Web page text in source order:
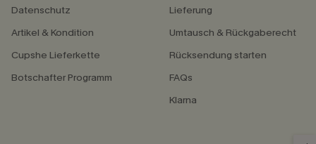
Datenschutz
Artikel & Kondition
Cupshe Lieferkette
Botschafter Programm
Lieferung
Umtausch & Rückgaberecht
Rücksendung starten
FAQs
Klarna